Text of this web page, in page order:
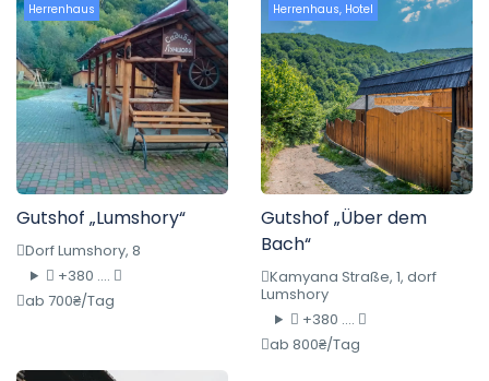
Herrenhaus
Gutshof „Lumshory“
Dorf Lumshory, 8
+380 ....
ab 700₴/Tag
Herrenhaus, Hotel
Gutshof „Über dem
Bach“
Kamyana Straße, 1, dorf
Lumshory
+380 ....
ab 800₴/Tag